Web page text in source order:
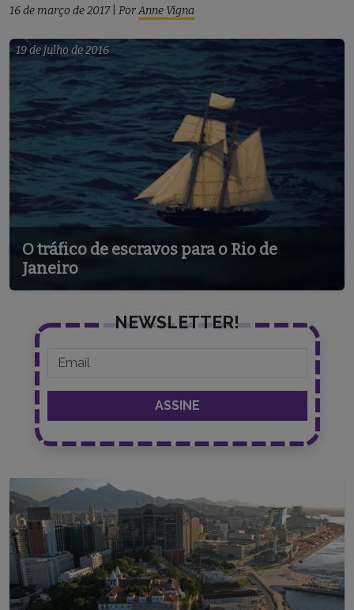
16 de março de 2017 PorAnne Vigna
19 de julho de 2016
O tráfico de escravos para o Rio de
Janeiro
NEWSLETTER!